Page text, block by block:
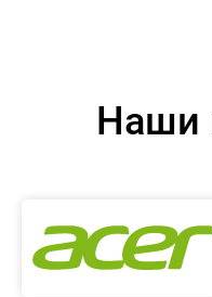
Наши